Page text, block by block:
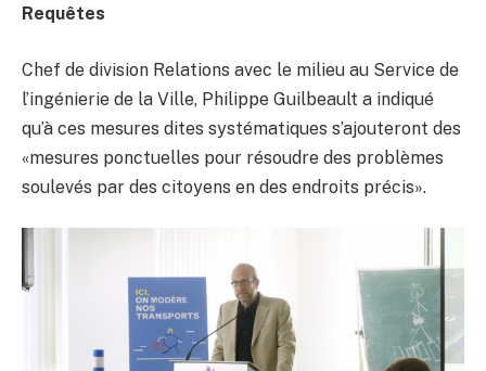
Requêtes
Chef de division Relations avec le milieu au Service de
l’ingénierie de la Ville, Philippe Guilbeault a indiqué
qu’à ces mesures dites systématiques s’ajouteront des
«mesures ponctuelles pour résoudre des problèmes
soulevés par des citoyens en des endroits précis».